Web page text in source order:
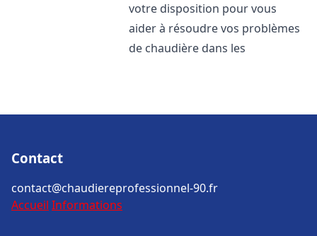
votre disposition pour vous
aider à résoudre vos problèmes
de chaudière dans les
Contact
contact@chaudiereprofessionnel-90.fr
Accueil Informations